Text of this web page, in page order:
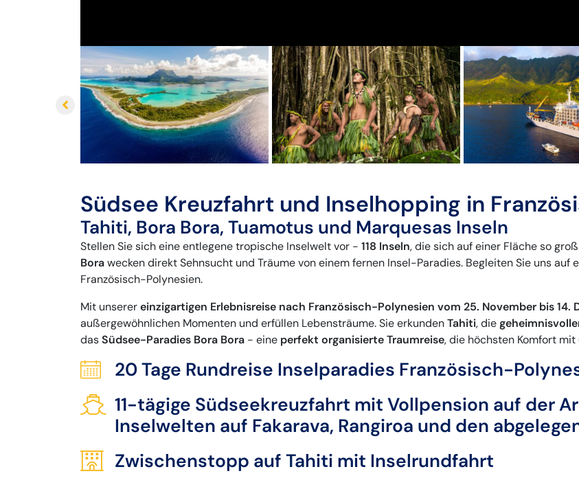
Südsee Kreuzfahrt und Inselhopping in
Tahiti, Bora Bora, Tuamotus und Marquesas Inseln
Stellen Sie sich eine entlegene tropische Inselwelt vor - 118 Inseln, die sich auf einer Fläche so
Borawecken direkt Sehnsucht und Träume von einem fernen Insel-Paradies. Begleiten Sie uns
Französisch-Polynesien.
Mit unserereinzigartigen Erlebnisreise nach Französisch-Polynesien vom 25. November bis 14.
außergewöhnlichen Momenten und erfüllen Lebensträume. Sie erkundenTahiti, die
dasSüdsee-Paradies Bora Bora - eine perfekt organisierte Traumreise, die höchsten Komfort
20 Tage Rundreise Inselparadies Französisch-
11-tägige Südseekreuzfahrt mit Vollpension auf der
Inselwelten auf Fakarava, Rangiroa und den
Zwischenstopp auf Tahiti mit Inselrundfahrt